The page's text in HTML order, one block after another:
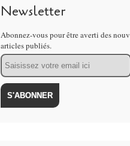
Newsletter
Abonnez-vous pour être averti des
articles publiés.
Email